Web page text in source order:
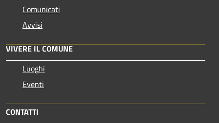
Comunicati
Avvisi
VIVERE IL COMUNE
Luoghi
Eventi
CONTATTI